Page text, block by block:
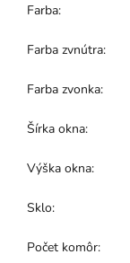
Farba:
Farba zvnútra:
Farba zvonka:
Šírka okna:
Výška okna:
Sklo:
Počet komôr: